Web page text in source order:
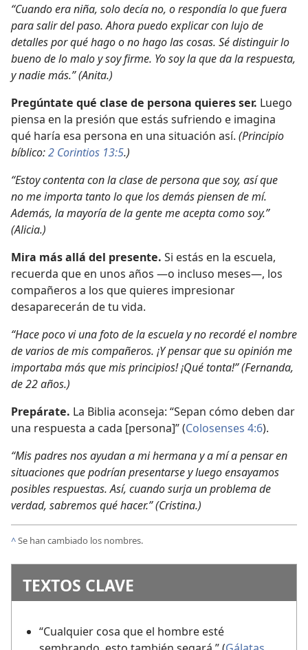
“Cuando era niña, solo decía no, o respondía lo que fuera
para salir del paso. Ahora puedo explicar con lujo de
detalles por qué hago o no hago las cosas. Sé distinguir lo
bueno de lo malo y soy firme. Yo soy la que da la respuesta,
y nadie más.” (Anita.)
Pregúntate qué clase de persona quieres ser. Luego
piensa en la presión que estás sufriendo e imagina
qué haría esa persona en una situación así. (Principio
bíblico:2 Corintios 13:5.)
“Estoy contenta con la clase de persona que soy, así que
no me importa tanto lo que los demás piensen de mí.
Además, la mayoría de la gente me acepta como soy.”
(Alicia.)
Mira más allá del presente. Si estás en la escuela,
recuerda que en unos años —o incluso meses—, los
compañeros a los que quieres impresionar
desaparecerán de tu vida.
“Hace poco vi una foto de la escuela y no recordé el nombre
de varios de mis compañeros. ¡Y pensar que su opinión me
importaba más que mis principios! ¡Qué tonta!” (Fernanda,
de 22 años.)
Prepárate. La Biblia aconseja: “Sepan cómo deben dar
una respuesta a cada [persona]” (Colosenses 4:6).
“Mis padres nos ayudan a mi hermana y a mí a pensar en
situaciones que podrían presentarse y luego ensayamos
posibles respuestas. Así, cuando surja un problema de
verdad, sabremos qué hacer.” (Cristina.)
^Se han cambiado los nombres.
TEXTOS CLAVE
“Cualquier cosa que el hombre esté